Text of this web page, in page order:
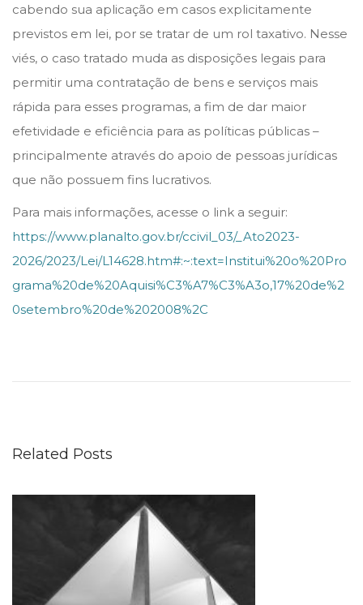
cabendo sua aplicação em casos explicitamente
previstos em lei, por se tratar de um rol taxativo. Nesse
viés, o caso tratado muda as disposições legais para
permitir uma contratação de bens e serviços mais
rápida para esses programas, a fim de dar maior
efetividade e eficiência para as políticas públicas –
principalmente através do apoio de pessoas jurídicas
que não possuem fins lucrativos.
Para mais informações, acesse o link a seguir:
https://www.planalto.gov.br/ccivil_03/_Ato2023-
2026/2023/Lei/L14628.htm#:~:text=Institui%20o%20Pro
grama%20de%20Aquisi%C3%A7%C3%A3o,17%20de%2
0setembro%20de%202008%2C
n
Related Posts